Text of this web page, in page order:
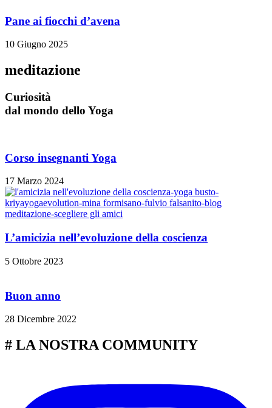
Pane ai fiocchi d’avena
10 Giugno 2025
meditazione
Curiosità
dal mondo dello Yoga
Corso insegnanti Yoga
17 Marzo 2024
L’amicizia nell’evoluzione della coscienza
5 Ottobre 2023
Buon anno
28 Dicembre 2022
# LA NOSTRA COMMUNITY